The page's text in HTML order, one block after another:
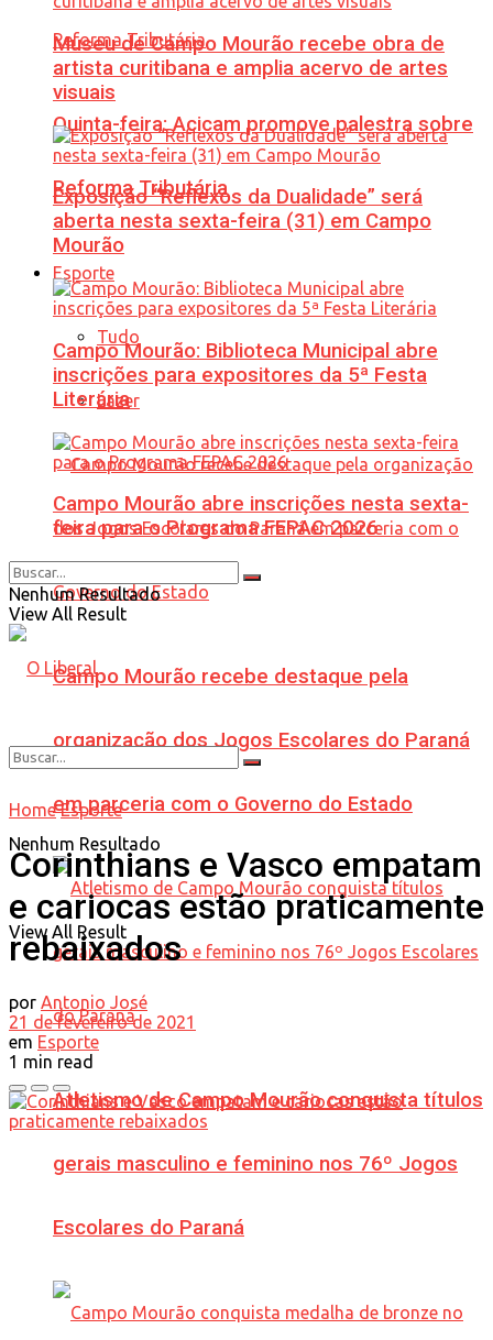
Quinta-feira: Acicam promove palestra sobre
Reforma Tributária
Esporte
Tudo
Lazer
Campo Mourão recebe destaque pela
organização dos Jogos Escolares do Paraná
em parceria com o Governo do Estado
Atletismo de Campo Mourão conquista títulos
gerais masculino e feminino nos 76º Jogos
Escolares do Paraná
Museu de Campo Mourão recebe obra de
artista curitibana e amplia acervo de artes
visuais
Exposição “Reflexos da Dualidade” será
aberta nesta sexta-feira (31) em Campo
Mourão
Campo Mourão: Biblioteca Municipal abre
inscrições para expositores da 5ª Festa
Literária
Campo Mourão abre inscrições nesta sexta-
feira para o Programa FEPAC 2026
Nenhum Resultado
View All Result
Nenhum Resultado
View All Result
Home Esporte
Corinthians e Vasco empatam
e cariocas estão praticamente
rebaixados
por Antonio José
21 de fevereiro de 2021
em Esporte
1 min read